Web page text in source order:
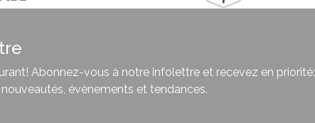
Abonnez-vous à notre infolettre et recevez en priorité:
évènements et tendances.